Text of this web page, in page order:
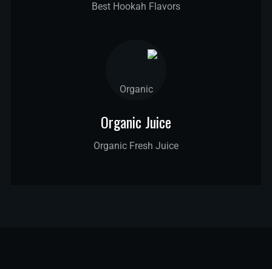
Best Hookah Flavors
Organic Juice
Organic Fresh Juice